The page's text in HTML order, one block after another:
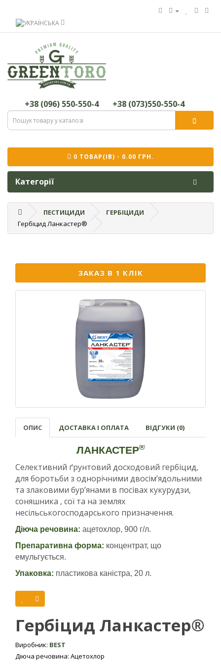
+38 (096) 550-550-4 +38 (073)550-550-4
0 ТОВАР(ІВ) - 0.00 ГРН.
Категорії
ПЕСТИЦИДИ
ГЕРБІЦИДИ
Гербіцид Ланкастер®
ЗАКАЗ В 1 КЛІК
ОПИС ДОСТАВКА І ОПЛАТА ВІДГУКИ (0)
ЛАНКАСТЕР®
Селективний ґрунтовий досходовий гербіцид,
для боротьби з однорічними двосім’ядольними
та злаковими бур’янами в посівах кукурудзи,
соняшника , сої та на землях
несільськогосподарського призначення.
Діюча речовина: ацетохлор, 900 г/л.
Препаративна форма: концентрат, що
емульгується.
Упаковка: пластикова каністра, 20 л.
Переваги препарату:
широкий спектр дії проти злакових та
деяких дводольних бур’янів;
період захисної дії, в залежності від
забезпечує надійне знищення бур’янів, що
Гербіцид Ланкастер®
Виробник: BEST
Діюча речовина: Ацетохлор